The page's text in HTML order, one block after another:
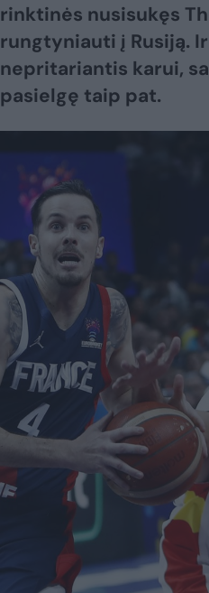
rinktinės nusisukęs
rungtyniauti į Rusiją.
nepritariantis karui,
pasielgę taip pat.